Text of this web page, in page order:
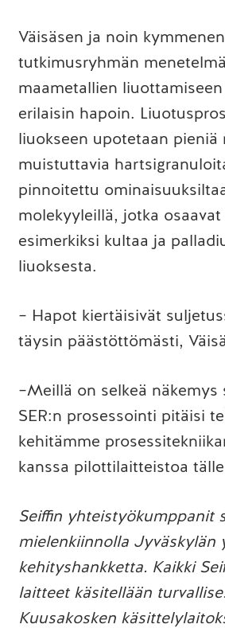
Väisäsen ja noin
tutkimusryhmän
maametallien
erilaisin hapoin.
liuokseen upotetaan pieniä
muistuttavia
pinnoitettu
molekyyleillä, jotka osaavat
esimerkiksi kultaa ja
liuoksesta.
– Hapot kiertäisivät
täysin päästöttömästi,
–Meillä on selkeä näkemys
SER:n prosessointi pitäisi
kehitämme
kanssa pilottilaitteistoa
Seiffin yhteistyökumppanit
mielenkiinnolla Jyväskylän
kehityshankketta. Kaikki
laitteet käsitellään
Kuusakosken